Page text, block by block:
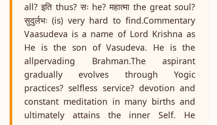
all? इति thus? सः he? महात्मा the great soul?
सुदुर्लभः (is) very hard to find.Commentary
Vaasudeva is a name of Lord Krishna as
He is the son of Vasudeva. He is the
allpervading Brahman.The aspirant
gradually evolves through Yogic
practices? selfless service? devotion and
constant meditation in many births and
ultimately attains the inner Self. He